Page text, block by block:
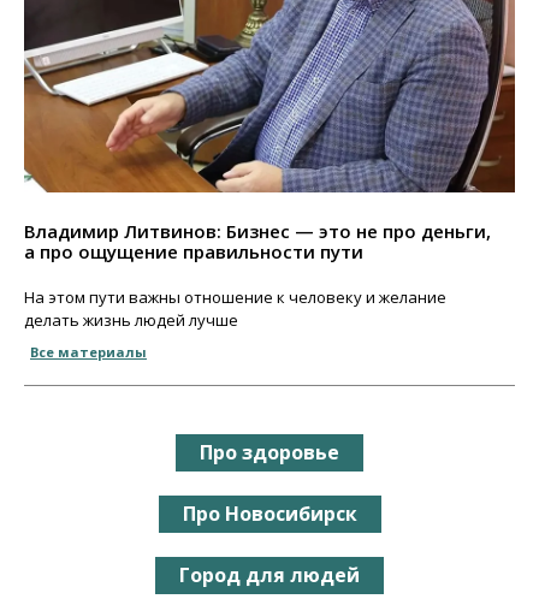
Владимир Литвинов: Бизнес — это не про деньги,
а про ощущение правильности пути
На этом пути важны отношение к человеку и желание
делать жизнь людей лучше
Все материалы
Про здоровье
Про Новосибирск
Город для людей